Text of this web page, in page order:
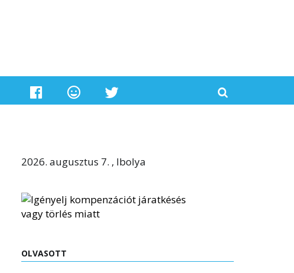
2026. augusztus 7. , Ibolya
OLVASOTT